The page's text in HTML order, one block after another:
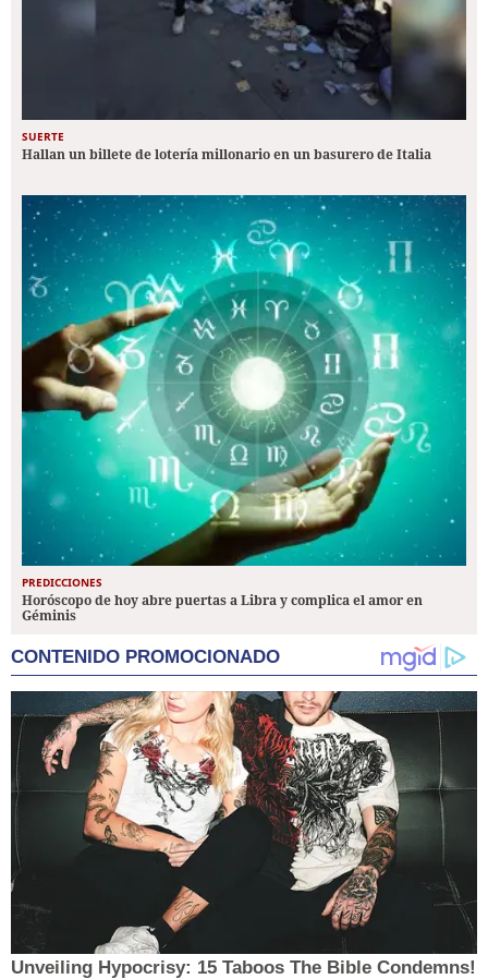
SUERTE
Hallan un billete de lotería millonario en un basurero de Italia
PREDICCIONES
Horóscopo de hoy abre puertas a Libra y complica el amor en
Géminis
CONTENIDO PROMOCIONADO
Unveiling Hypocrisy: 15 Taboos The Bible Condemns!